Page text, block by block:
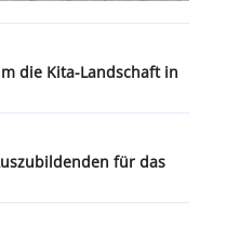
die Kita-Landschaft in
für das